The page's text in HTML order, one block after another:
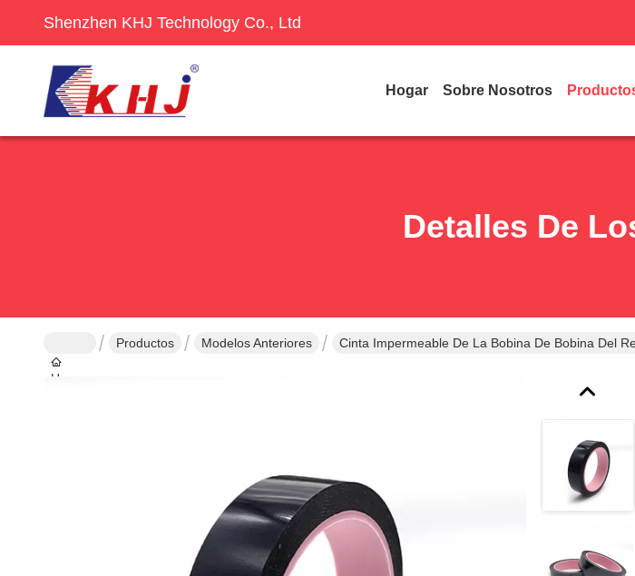
Shenzhen KHJ Technology Co., Ltd
Hogar Sobre Nosotros
Detalles De
Hogar
Productos Modelos Anteriores Cinta Impermeable De La Bobina De Bobina Del